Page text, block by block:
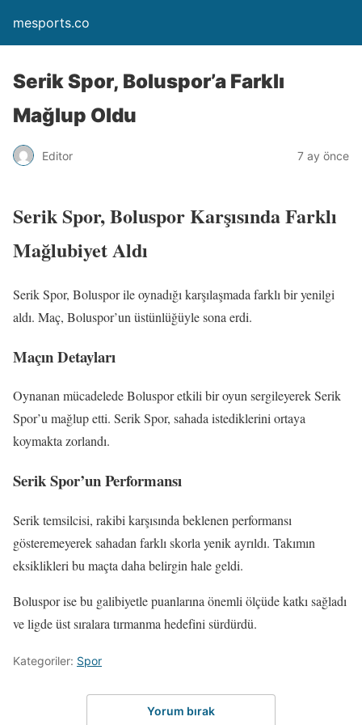
mesports.co
Serik Spor, Boluspor’a Farklı
Mağlup Oldu
Editor 7 ay önce
Serik Spor, Boluspor Karşısında Farklı
Mağlubiyet Aldı
Serik Spor, Boluspor ile oynadığı karşılaşmada farklı bir yenilgi
aldı. Maç, Boluspor’un üstünlüğüyle sona erdi.
Maçın Detayları
Oynanan mücadelede Boluspor etkili bir oyun sergileyerek Serik
Spor’u mağlup etti. Serik Spor, sahada istediklerini ortaya
koymakta zorlandı.
Serik Spor’un Performansı
Serik temsilcisi, rakibi karşısında beklenen performansı
gösteremeyerek sahadan farklı skorla yenik ayrıldı. Takımın
eksiklikleri bu maçta daha belirgin hale geldi.
Boluspor ise bu galibiyetle puanlarına önemli ölçüde katkı sağladı
ve ligde üst sıralara tırmanma hedefini sürdürdü.
Kategoriler: Spor
Yorum bırak